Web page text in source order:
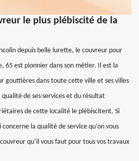
le plus plébiscité de la
depuis belle lurette, le couvreur pour
65 est pionnier dans son métier. Il est la
gouttières dans toute cette ville et ses villes
de ses services et du résultat
de cette localité le plébiscitent. Si
la qualité de service qu’on vous
qu’il vous faut pour tous vos travaux